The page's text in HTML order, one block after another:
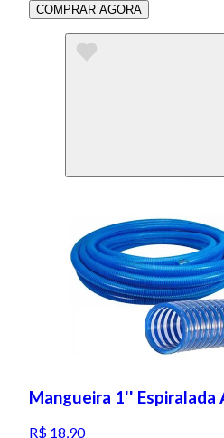
COMPRAR AGORA
Mangueira 1'' Espiralada
R$ 18,90